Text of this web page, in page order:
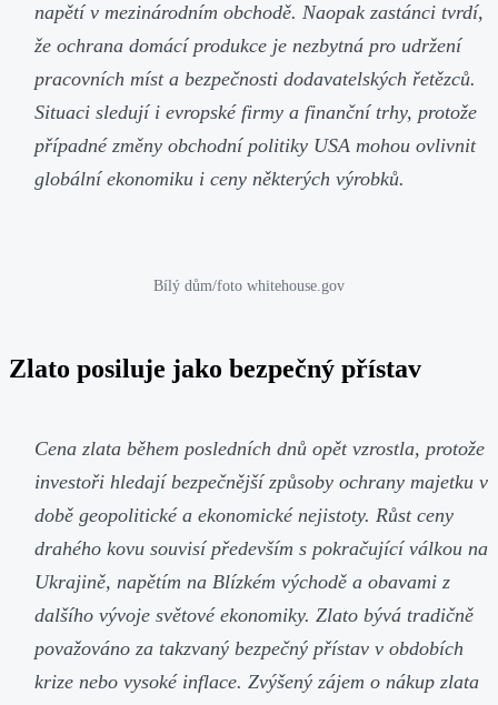
napětí v mezinárodním obchodě. Naopak zastánci tvrdí,
že ochrana domácí produkce je nezbytná pro udržení
pracovních míst a bezpečnosti dodavatelských řetězců.
Situaci sledují i evropské firmy a finanční trhy, protože
případné změny obchodní politiky USA mohou ovlivnit
globální ekonomiku i ceny některých výrobků.
Bílý dům/foto whitehouse.gov
Zlato posiluje jako bezpečný přístav
Cena zlata během posledních dnů opět vzrostla, protože
investoři hledají bezpečnější způsoby ochrany majetku v
době geopolitické a ekonomické nejistoty. Růst ceny
drahého kovu souvisí především s pokračující válkou na
Ukrajině, napětím na Blízkém východě a obavami z
dalšího vývoje světové ekonomiky. Zlato bývá tradičně
považováno za takzvaný bezpečný přístav v obdobích
krize nebo vysoké inflace. Zvýšený zájem o nákup zlata